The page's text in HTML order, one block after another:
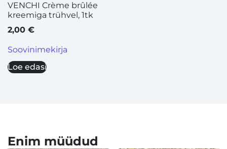
VENCHI Crème brûlée
kreemiga trühvel, 1tk
2,00 €
Soovinimekirja
Loe edasi
Enim müüdud